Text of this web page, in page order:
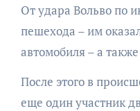
От удара Вольво по
пешехода – им
автомобиля – а
После этого в
еще один участник